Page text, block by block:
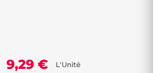
9,29 € L'Unité